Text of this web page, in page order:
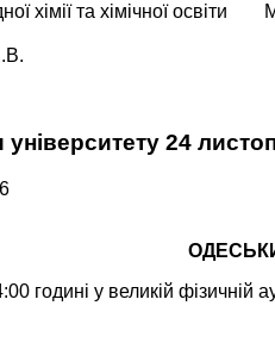
хімії та хімічної освіти
університету 24
годині у великій фізичній